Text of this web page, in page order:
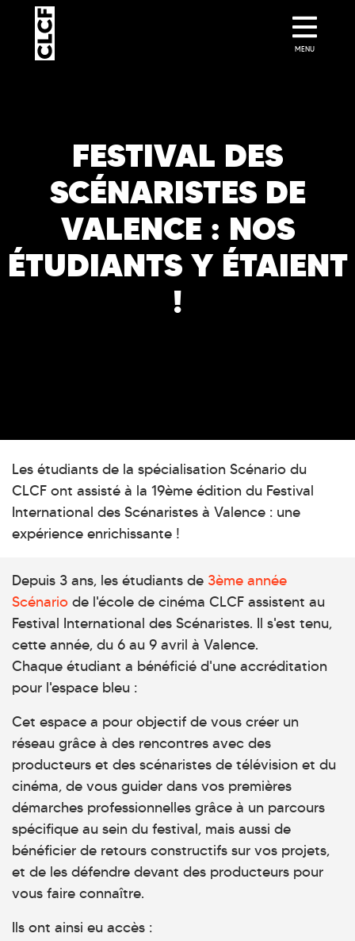
FESTIVAL DES
SCÉNARISTES DE
VALENCE : NOS
ÉTUDIANTS Y ÉTAIENT
!
Les étudiants de la spécialisation Scénario du
CLCF ont assisté à la 19ème édition du Festival
International des Scénaristes à Valence : une
expérience enrichissante !
Depuis 3 ans, les étudiants de 3ème année
Scénario de l'école de cinéma CLCF assistent au
Festival International des Scénaristes. Il s'est tenu,
cette année, du 6 au 9 avril à Valence.
Chaque étudiant a bénéficié d'une accréditation
pour l'espace bleu :
Cet espace a pour objectif de vous créer un
réseau grâce à des rencontres avec des
producteurs et des scénaristes de télévision et du
cinéma, de vous guider dans vos premières
démarches professionnelles grâce à un parcours
spécifique au sein du festival, mais aussi de
bénéficier de retours constructifs sur vos projets,
et de les défendre devant des producteurs pour
vous faire connaître.
Ils ont ainsi eu accès :
MENU